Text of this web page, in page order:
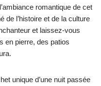
romantique de cet
de l’histoire et de la culture
et laissez-vous
en pierre, des patios
unique d’une nuit passée